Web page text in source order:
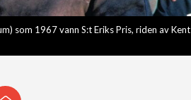
som 1967 vann S:t Eriks Pris, riden av Kent